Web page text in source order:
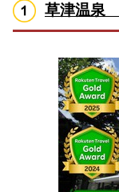
草津温泉